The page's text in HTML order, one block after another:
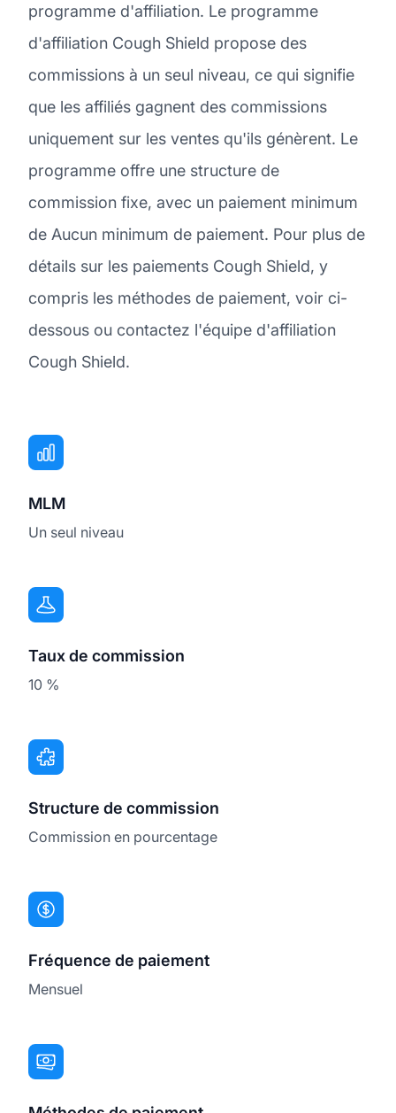
programme d'affiliation. Le programme
d'affiliation Cough Shield propose des
commissions à un seul niveau, ce qui signifie
que les affiliés gagnent des commissions
uniquement sur les ventes qu'ils génèrent. Le
programme offre une structure de
commission fixe, avec un paiement minimum
de Aucun minimum de paiement. Pour plus de
détails sur les paiements Cough Shield, y
compris les méthodes de paiement, voir ci-
dessous ou contactez l'équipe d'affiliation
Cough Shield.
MLM
Un seul niveau
Taux de commission
10 %
Structure de commission
Commission en pourcentage
Fréquence de paiement
Mensuel